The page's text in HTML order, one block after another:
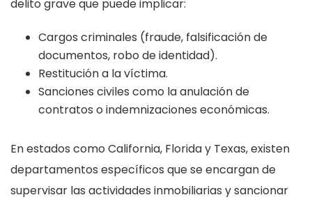
delito grave que puede implicar:
Cargos criminales (fraude, falsificación de
documentos, robo de identidad).
Restitución a la víctima.
Sanciones civiles como la anulación de
contratos o indemnizaciones económicas.
En estados como California, Florida y Texas, existen
departamentos específicos que se encargan de
supervisar las actividades inmobiliarias y sancionar